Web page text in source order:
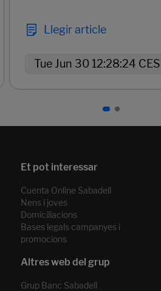
Llegir article
Tue Jun 30 12:28:24
Cuenta Online Sabadell
Nens i joves
Domiciliacions
Bases legals campanyes i
promocions
Grup Banc Sabadell